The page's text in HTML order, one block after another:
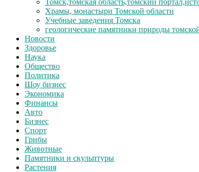
Томск,томская область,томский
Храмы, монастыри Томской области
Учебные заведения Томска
геологические памятники природы
Новости
Здоровье
Наука
Общество
Политика
Шоу бизнес
Экономика
Финансы
Авто
Бизнес
Спорт
Грибы
Животные
Памятники и скульптуры
Растения